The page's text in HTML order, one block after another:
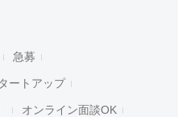
急募
ートアップ
オンライン面談OK